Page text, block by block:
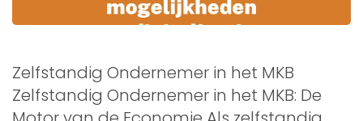
Zelfstandig Ondernemer in het MKB
Zelfstandig Ondernemer in het MKB: De